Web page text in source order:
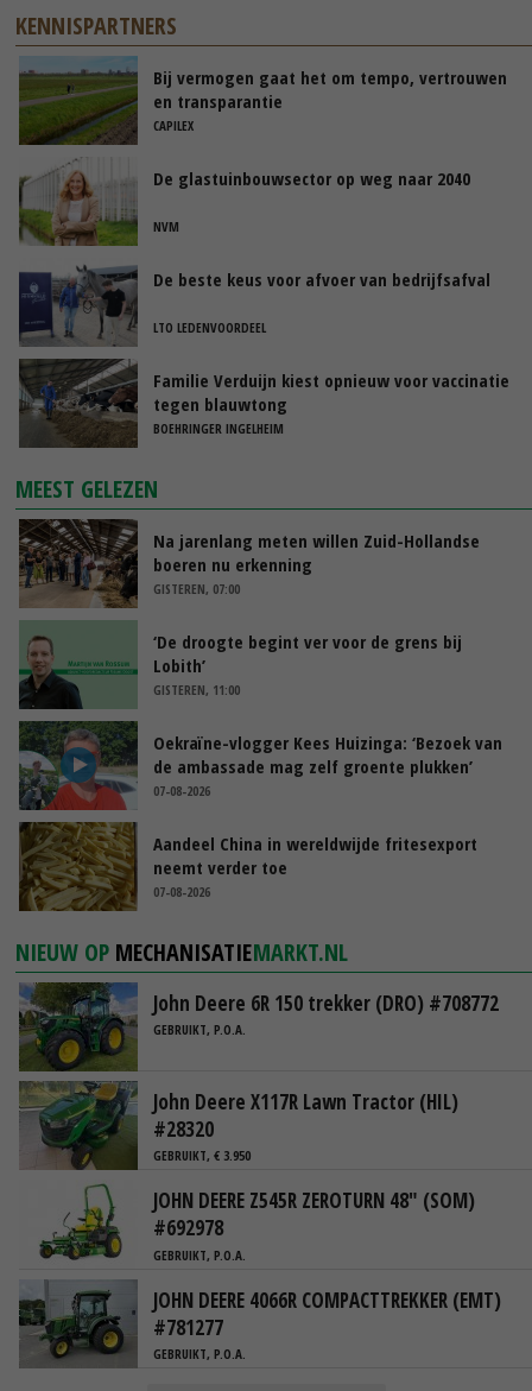
KENNISPARTNERS
Bij vermogen gaat het om tempo, vertrouwen
en transparantie
CAPILEX
De glastuinbouwsector op weg naar 2040
NVM
De beste keus voor afvoer van bedrijfsafval
LTO LEDENVOORDEEL
Familie Verduijn kiest opnieuw voor vaccinatie
tegen blauwtong
BOEHRINGER INGELHEIM
MEEST GELEZEN
Na jarenlang meten willen Zuid-Hollandse
boeren nu erkenning
GISTEREN, 07:00
‘De droogte begint ver voor de grens bij
Lobith’
GISTEREN, 11:00
Oekraïne-vlogger Kees Huizinga: ‘Bezoek van
de ambassade mag zelf groente plukken’
07-08-2026
Aandeel China in wereldwijde fritesexport
neemt verder toe
07-08-2026
NIEUW OP MECHANISATIEMARKT.NL
John Deere 6R 150 trekker (DRO) #708772
GEBRUIKT, P.O.A.
John Deere X117R Lawn Tractor (HIL)
#28320
GEBRUIKT, € 3.950
JOHN DEERE Z545R ZEROTURN 48" (SOM)
#692978
GEBRUIKT, P.O.A.
JOHN DEERE 4066R COMPACTTREKKER (EMT)
#781277
GEBRUIKT, P.O.A.